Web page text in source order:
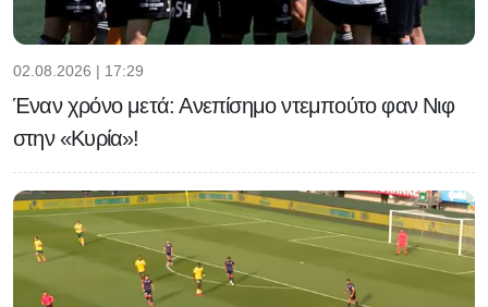
02.08.2026 | 17:29
Έναν χρόνο μετά: Ανεπίσημο ντεμπούτο φαν Νιφ
στην «Κυρία»!